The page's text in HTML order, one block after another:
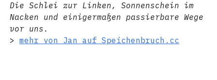
Die Schlei zur Linken, Sonnenschein im
Nacken und einigermaßen passierbare Wege
vor uns.
> mehr von Jan auf Speichenbruch.cc